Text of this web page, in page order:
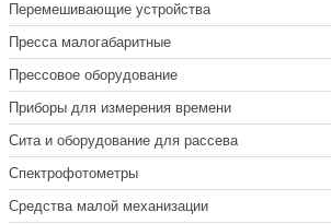
Перемешивающие устройства
Пресса малогабаритные
Прессовое оборудование
Приборы для измерения времени
Сита и оборудование для рассева
Спектрофотометры
Средства малой механизации